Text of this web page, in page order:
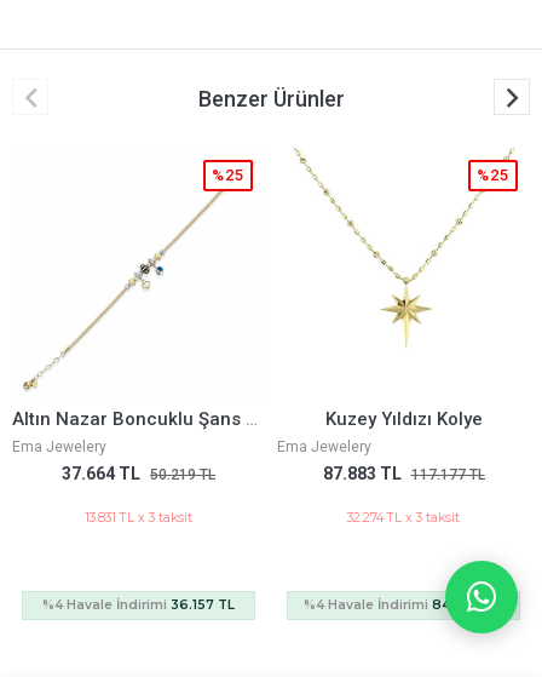
Benzer Ürünler
Altın Nazar Boncuklu Şans Bileklik Kuzey Yıldızı Kolye
Ema Jewelery
87.883 TL 117.177 TL
32.274 TL x 3 taksit
%4 Havale İndirimi84.368 TL
Ema Jewelery
69.748 TL 92.998 TL
25.614 TL x 3 taksit
%4 Havale İndirimi66.958 TL